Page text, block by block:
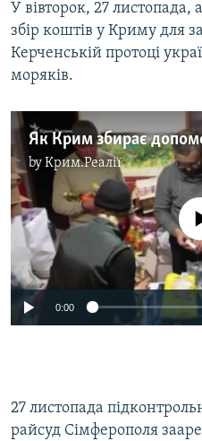
У вівторок, 27 листопада,
збір коштів у Криму для
Керченській протоці
моряків.
byКрим.Реалії
No media
0:00
27 листопада
райсуд Сімферополя